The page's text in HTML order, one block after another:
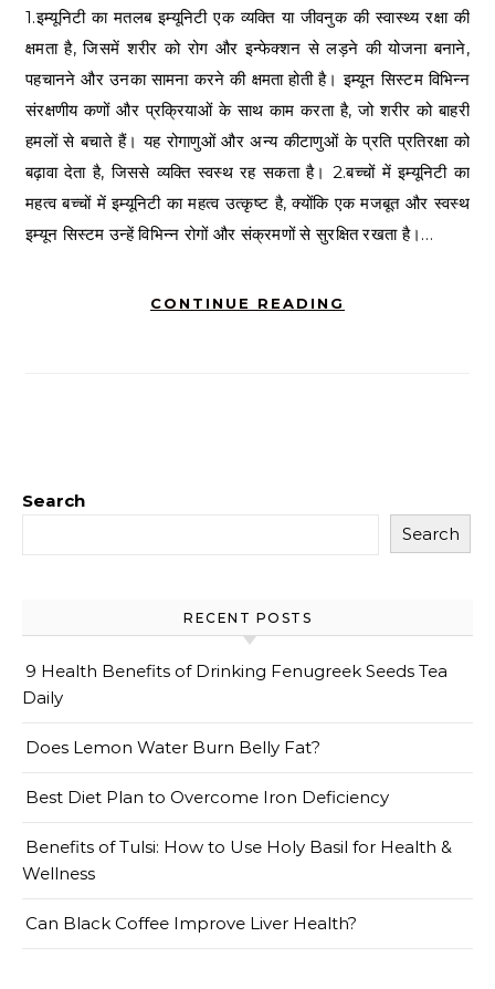
1.इम्यूनिटी का मतलब इम्यूनिटी एक व्यक्ति या जीवनुक की स्वास्थ्य रक्षा की
क्षमता है, जिसमें शरीर को रोग और इन्फेक्शन से लड़ने की योजना बनाने,
पहचानने और उनका सामना करने की क्षमता होती है। इम्यून सिस्टम विभिन्न
संरक्षणीय कणों और प्रक्रियाओं के साथ काम करता है, जो शरीर को बाहरी
हमलों से बचाते हैं। यह रोगाणुओं और अन्य कीटाणुओं के प्रति प्रतिरक्षा को
बढ़ावा देता है, जिससे व्यक्ति स्वस्थ रह सकता है। 2.बच्चों में इम्यूनिटी का
महत्व बच्चों में इम्यूनिटी का महत्व उत्कृष्ट है, क्योंकि एक मजबूत और स्वस्थ
इम्यून सिस्टम उन्हें विभिन्न रोगों और संक्रमणों से सुरक्षित रखता है।…
CONTINUE READING
Search
Search
RECENT POSTS
9 Health Benefits of Drinking Fenugreek Seeds Tea
Daily
Does Lemon Water Burn Belly Fat?
Best Diet Plan to Overcome Iron Deficiency
Benefits of Tulsi: How to Use Holy Basil for Health &
Wellness
Can Black Coffee Improve Liver Health?